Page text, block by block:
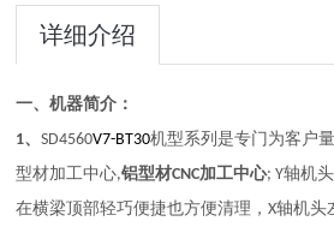
详细介绍
一、机器简介：
1、SD4560V7-BT30机型系列是专门为客户
型材加工中心,铝型材CNC加工中心; Y轴机头
在横梁顶部轻巧便捷也方便清理 ，X轴机头